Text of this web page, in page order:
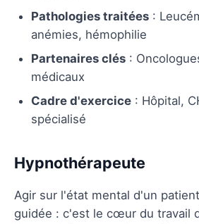
Pathologies traitées :
anémies, hémophilie
Partenaires clés :
médicaux
Cadre d'exercice : Hôpital,
spécialisé
Hypnothérapeute
Agir sur l'état mental d'un
guidée : c'est le cœur du travail